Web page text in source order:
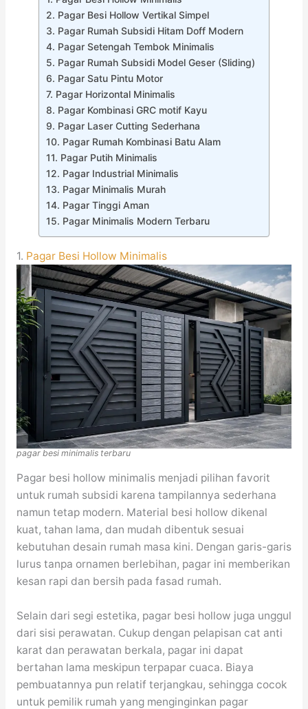
2. Pagar Besi Hollow Vertikal Simpel
3. Pagar Rumah Subsidi Hitam Doff Modern
4. Pagar Setengah Tembok Minimalis
5. Pagar Rumah Subsidi Model Geser (Sliding)
6. Pagar Satu Pintu Motor
7. Pagar Horizontal Minimalis
8. Pagar Kombinasi GRC motif Kayu
9. Pagar Laser Cutting Sederhana
10. Pagar Rumah Kombinasi Batu Alam
11. Pagar Putih Minimalis
12. Pagar Industrial Minimalis
13. Pagar Minimalis Murah
14. Pagar Tinggi Aman
15. Pagar Minimalis Modern Terbaru
1. Pagar Besi Hollow Minimalis
pagar besi minimalis terbaru
Pagar besi hollow minimalis menjadi pilihan favorit
untuk rumah subsidi karena tampilannya sederhana
namun tetap modern. Material besi hollow dikenal
kuat, tahan lama, dan mudah dibentuk sesuai
kebutuhan desain rumah masa kini. Dengan garis-garis
lurus tanpa ornamen berlebihan, pagar ini memberikan
kesan rapi dan bersih pada fasad rumah.
Selain dari segi estetika, pagar besi hollow juga unggul
dari sisi perawatan. Cukup dengan pelapisan cat anti
karat dan perawatan berkala, pagar ini dapat
bertahan lama meskipun terpapar cuaca. Biaya
pembuatannya pun relatif terjangkau, sehingga cocok
untuk pemilik rumah yang menginginkan pagar